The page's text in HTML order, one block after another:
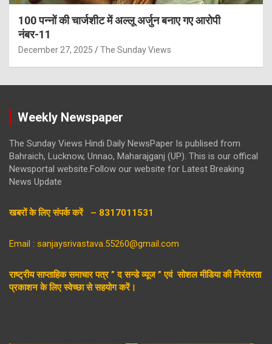
100 पन्नों की चार्जशीट में अल्लू अर्जुन बनाए गए आरोपी
नंबर-11
December 27, 2025 The Sunday Views
Weekly Newspaper
The Sunday Views Hindi Daily NewsPaper Is publised from
Bahraich, Lucknow, Unnao, Maharajganj (UP). This is our offical
Newsportal website.Follow our website for Latest Breaking
News Update
खबरों के लिए संपर्क करें – 8317011531
Email : sanjaysrivastava.55260@gmail.com
राष्ट्रीय साप्ताहिक समाचार पत्र ” द सन्डे व्यूज ” एवं सोशल मीडिया की निरंतरता
प्रकाशन के लिए स्वेच्छा से सहयोग करें।